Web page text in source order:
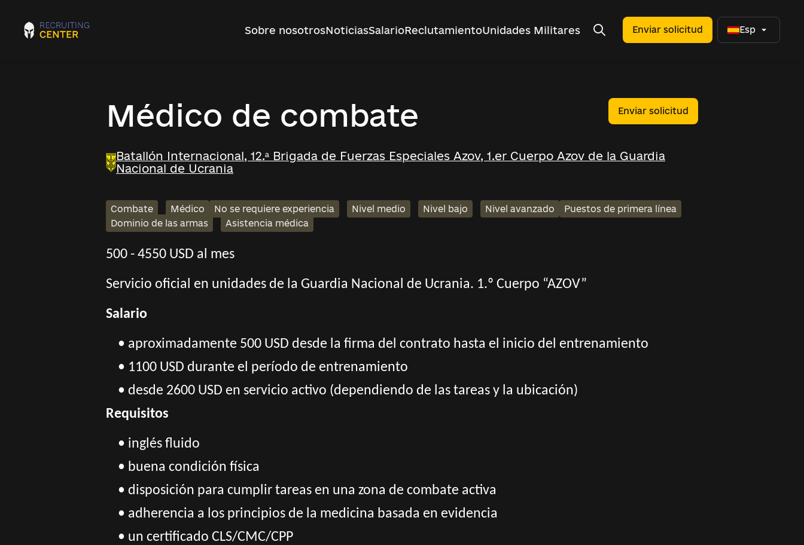
Sobre nosotrosNoticiasSalarioReclutamientoUnidades Militares Enviar solicitud Esp
Médico de combate Enviar solicitud
Batallón Internacional, 12.ª Brigada de Fuerzas Especiales Azov, 1.er Cuerpo Azov de la Guardia
Nacional de Ucrania
Combate Médico No se requiere experiencia Nivel medio Nivel bajo Nivel avanzado
Puestos de primera línea
Dominio de las armas
Asistencia médica
500 - 4550 USD al mes
Servicio oficial en unidades de la Guardia Nacional de Ucrania. 1.º Cuerpo “AZOV”
Salario
• aproximadamente 500 USD desde la firma del contrato hasta el inicio del entrenamiento
• 1100 USD durante el período de entrenamiento
• desde 2600 USD en servicio activo (dependiendo de las tareas y la ubicación)
Requisitos
• inglés fluido
• buena condición física
• disposición para cumplir tareas en una zona de combate activa
• adherencia a los principios de la medicina basada en evidencia
• un certificado CLS/CMC/CPP